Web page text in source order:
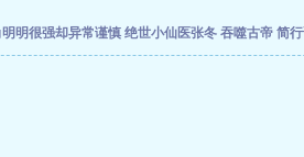
明很强却异常谨慎 绝世小仙医张冬 吞噬古帝 简